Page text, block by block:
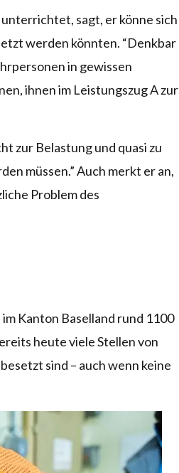
sagt, er könne sich
werden könnten. “Denkbar
in gewissen
ihnen im Leistungszug A zur
zur Belastung und quasi zu
müssen.” Auch merkt er an,
Problem des
Kanton Baselland rund 1100
heute viele Stellen von
sind – auch wenn keine